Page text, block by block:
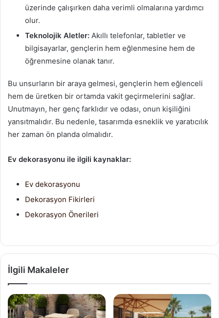
üzerinde çalışırken daha verimli olmalarına yardımcı
olur.
Teknolojik Aletler: Akıllı telefonlar, tabletler ve
bilgisayarlar, gençlerin hem eğlenmesine hem de
öğrenmesine olanak tanır.
Bu unsurların bir araya gelmesi, gençlerin hem eğlenceli
hem de üretken bir ortamda vakit geçirmelerini sağlar.
Unutmayın, her genç farklıdır ve odası, onun kişiliğini
yansıtmalıdır. Bu nedenle, tasarımda esneklik ve yaratıcılık
her zaman ön planda olmalıdır.
Ev dekorasyonu ile ilgili kaynaklar:
Ev dekorasyonu
Dekorasyon Fikirleri
Dekorasyon Önerileri
İlgili Makaleler